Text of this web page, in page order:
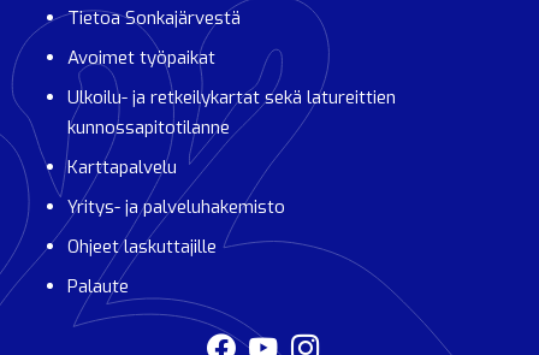
Tietoa Sonkajärvestä
Avoimet työpaikat
Ulkoilu- ja retkeilykartat sekä latureittien
kunnossapitotilanne
Karttapalvelu
Yritys- ja palveluhakemisto
Ohjeet laskuttajille
Palaute